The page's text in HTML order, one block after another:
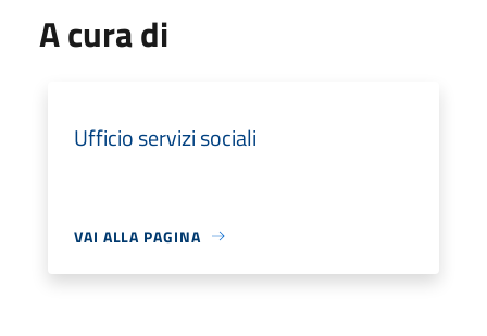
A cura di
Ufficio servizi sociali
VAI ALLA PAGINA